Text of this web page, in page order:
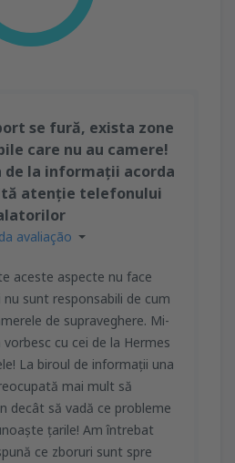
se fură, exista zone
care nu au camere!
de la informații acorda
atenție telefonului
avaliação
aceste aspecte nu face
nu sunt responsabili de cum
de supraveghere. Mi-
cu cei de la Hermes
La biroul de informații una
mai mult să
decât să vadă ce probleme
țarile! Am întrebat
ce zboruri sunt spre